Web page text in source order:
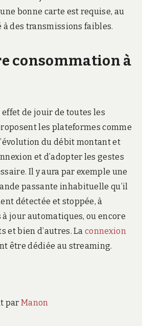
bonne carte est requise, au
à des transmissions faibles.
consommation à
de jouir de toutes les
les plateformes comme
du débit montant et
et d’adopter les gestes
Il y aura par exemple une
passante inhabituelle qu’il
détectée et stoppée, à
à jour automatiques, ou encore
et bien d’autres. Laconnexion
être dédiée au streaming.
par Manon